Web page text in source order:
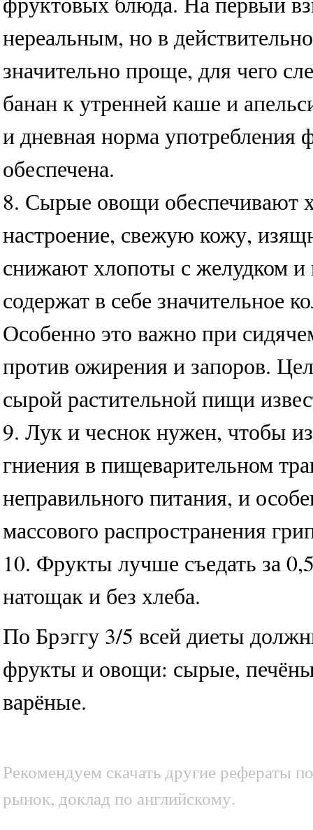
нереальным, но в
значительно проще, для чего
банан к утренней каше и
и дневная норма употребления
обеспечена.
8. Сырые овощи обеспечивают
настроение, свежую кожу,
снижают хлопоты с желудком
содержат в себе значительное
Особенно это важно при
против ожирения и запоров.
сырой растительной пищи
9. Лук и чеснок нужен, чтобы
гниения в пищеварительном
неправильного питания, и
массового распространения
10. Фрукты лучше съедать за
натощак и без хлеба.
По Брэггу 3/5 всей диеты
фрукты и овощи: сырые,
варёные.
Рекомендуем скачать другие рефераты
рынок, доклад по английскому.